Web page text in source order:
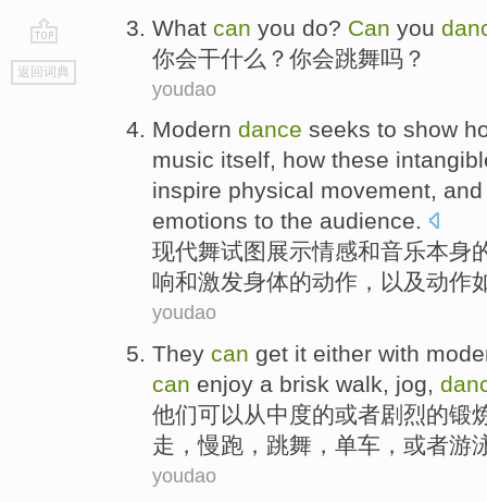
go
top
返回词典
What can you do? Can you
你会干什么 ？你会跳舞吗？
youdao
Modern dance seeks to show
music itself, how these
inspire physical movement, and
emotions to the audience.
现代舞试图 展示情感和音乐本身
响和激发身体的动作 ， 以及动作
youdao
They can get it either with
can enjoy a brisk walk, jog,
他们可以 从中度的或者剧烈的锻
走 ，慢跑 ， 跳舞 ， 单车 ，或者游
youdao